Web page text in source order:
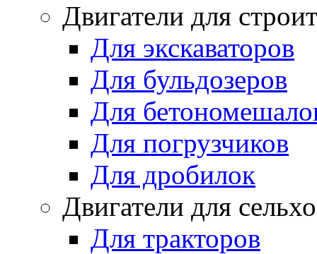
Двигатели для
Для экскаваторов
Для бульдозеров
Для
Для погрузчиков
Для дробилок
Двигатели для
Для тракторов